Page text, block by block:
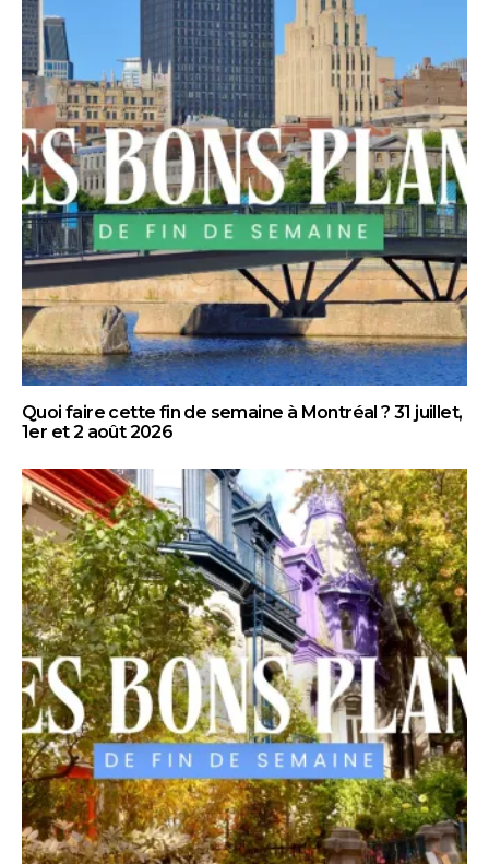
Quoi faire cette fin de semaine à Montréal ? 31 juillet,
1er et 2 août 2026